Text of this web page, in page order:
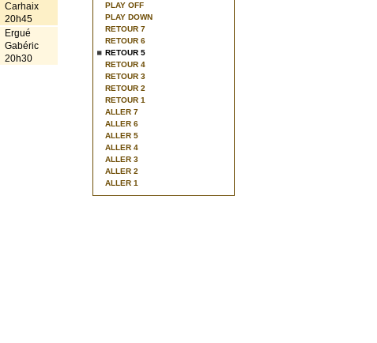
Carhaix
20h45
Ergué
Gabéric
20h30
PLAY OFF
PLAY DOWN
RETOUR 7
RETOUR 6
RETOUR 5
RETOUR 4
RETOUR 3
RETOUR 2
RETOUR 1
ALLER 7
ALLER 6
ALLER 5
ALLER 4
ALLER 3
ALLER 2
ALLER 1